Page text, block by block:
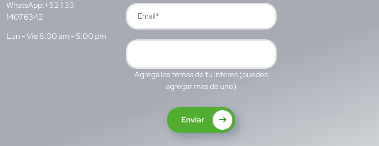
WhatsApp:+52 1 33
14076342
Lun - Vie 8:00 am - 5:00 pm
Agrega los temas de tu interes (puedes
agregar mas de uno)
Enviar